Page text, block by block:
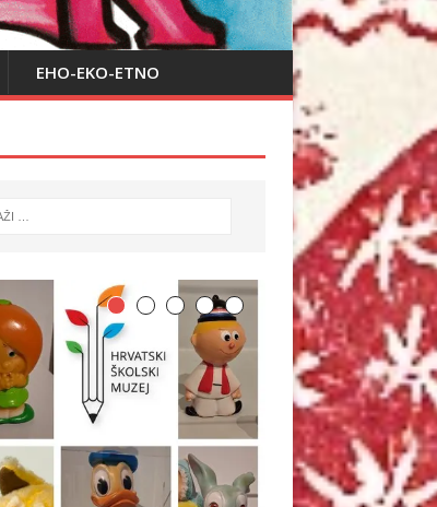
EHO-EKO-ETNO